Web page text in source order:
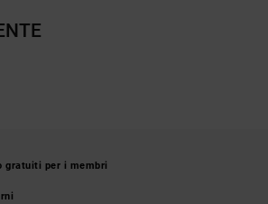
gratuiti per i membri